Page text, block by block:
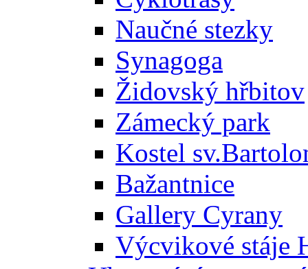
Naučné stezky
Synagoga
Židovský hřbitov
Zámecký park
Kostel
Bažantnice
Gallery Cyrany
Výcvikové stáje